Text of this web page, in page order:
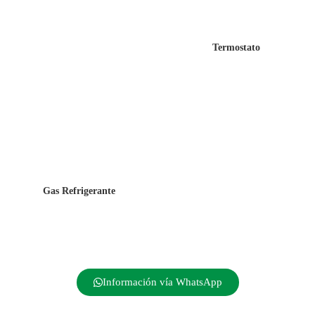
Gas Refrigerante
Termostato
Información vía WhatsApp